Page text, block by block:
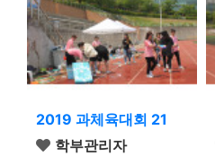
2019 과체육대회 21
학부관리자